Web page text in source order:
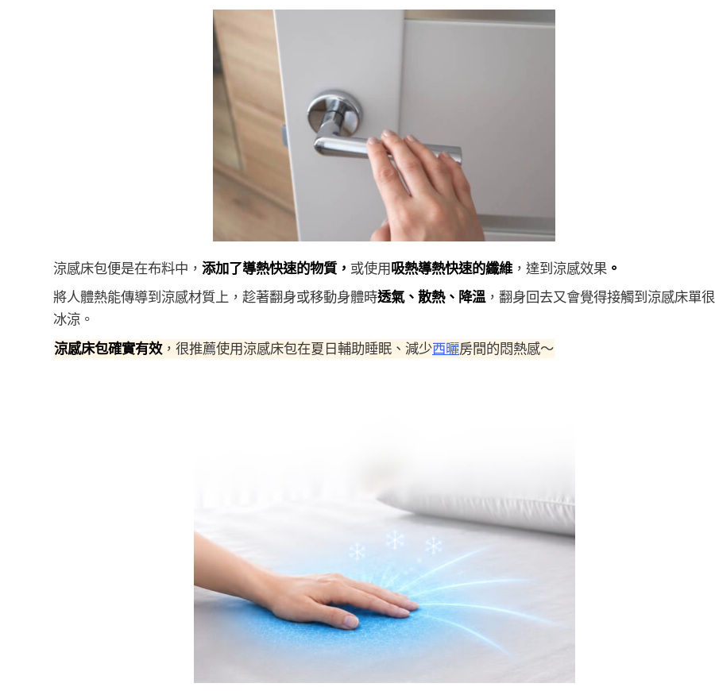
涼感床包便是在布料中， 添加了導熱快速的物質， 或使用 吸熱導熱快速的纖維，達到涼感效果 。
將人體熱能傳導到涼感材質上，趁著翻身或移動身體時透氣、散熱、降溫 ，翻身回去又會覺得接觸到涼感床單很
冰涼。
涼感床包確實有效，很推薦使用涼感床包在夏日輔助睡眠、減少西曬房間的悶熱感～